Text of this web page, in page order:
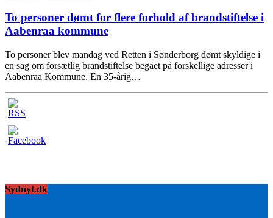
To personer dømt for flere forhold af brandstiftelse i
Aabenraa kommune
To personer blev mandag ved Retten i Sønderborg dømt skyldige i
en sag om forsætlig brandstiftelse begået på forskellige adresser i
Aabenraa Kommune. En 35-årig…
Sydnyt.dk